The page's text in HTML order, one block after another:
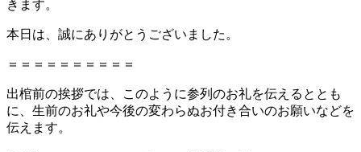
きます。
本日は、誠にありがとうございました。
＝＝＝＝＝＝＝＝＝＝
出棺前の挨拶では、このように参列のお礼を伝えるととも
に、生前のお礼や今後の変わらぬお付き合いのお願いなどを
伝えます。